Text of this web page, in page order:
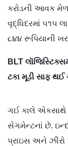
કરોડની આવક
વૃદ્ધિદરમાં ૫૧૫
૮૪૪ રૂપિયાની
BLT
ટકા મૂડી સાફ થઈ
ગઈ કાલે એકસાથે
સેગમેન્ટનાં છે.
પ્રાઇસ અને ઝીરો